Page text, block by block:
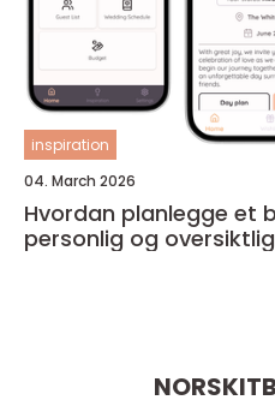
inspiration
04. March 2026
Hvordan planlegge et
personlig og oversiktlig